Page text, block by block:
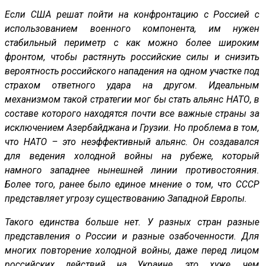
Если США решат пойти на конфронтацию с Россией с
использованием военного компонента, им нужен
стабильный периметр с как можно более широким
фронтом, чтобы растянуть российские силы и снизить
вероятность российского нападения на одном участке под
страхом ответного удара на другом. Идеальным
механизмом такой стратегии мог бы стать альянс НАТО, в
составе которого находятся почти все важные страны за
исключением Азербайджана и Грузии. Но проблема в том,
что НАТО – это неэффективный альянс. Он создавался
для ведения холодной войны на рубеже, который
намного западнее нынешней линии противостояния.
Более того, ранее было единое мнение о том, что СССР
представляет угрозу существованию Западной Европы.
Такого единства больше нет. У разных стран разные
представления о России и разные озабоченности. Для
многих повторение холодной войны, даже перед лицом